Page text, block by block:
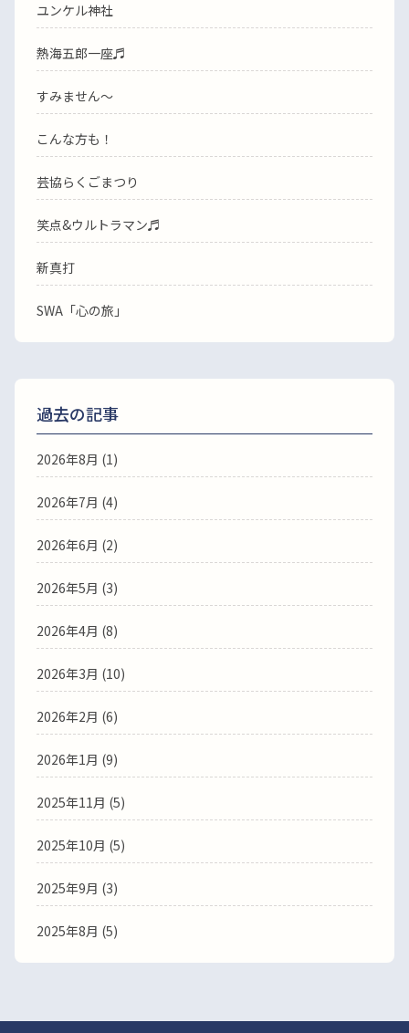
ユンケル神社
熱海五郎一座♬
すみません〜
こんな方も！
芸協らくごまつり
笑点&ウルトラマン♬
新真打
SWA「心の旅」
過去の記事
2026年8月 (1)
2026年7月 (4)
2026年6月 (2)
2026年5月 (3)
2026年4月 (8)
2026年3月 (10)
2026年2月 (6)
2026年1月 (9)
2025年11月 (5)
2025年10月 (5)
2025年9月 (3)
2025年8月 (5)